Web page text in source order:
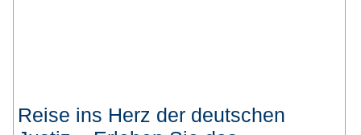
Reise ins Herz der deutschen